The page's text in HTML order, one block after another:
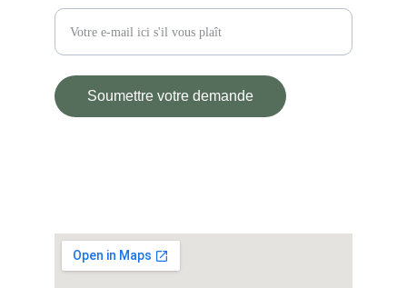
Soumettre votre demande